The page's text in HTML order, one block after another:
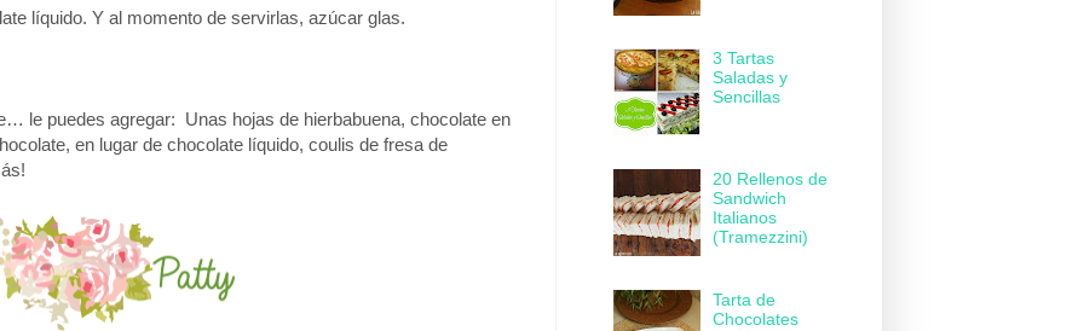
líquido. Y al momento de servirlas, azúcar glas.
le puedes agregar: Unas hojas de hierbabuena, chocolate en
en lugar de chocolate líquido, coulis de fresa de
3 Tartas
Saladas y
Sencillas
20 Rellenos de
Sandwich
Italianos
(Tramezzini)
Tarta de
Chocolates